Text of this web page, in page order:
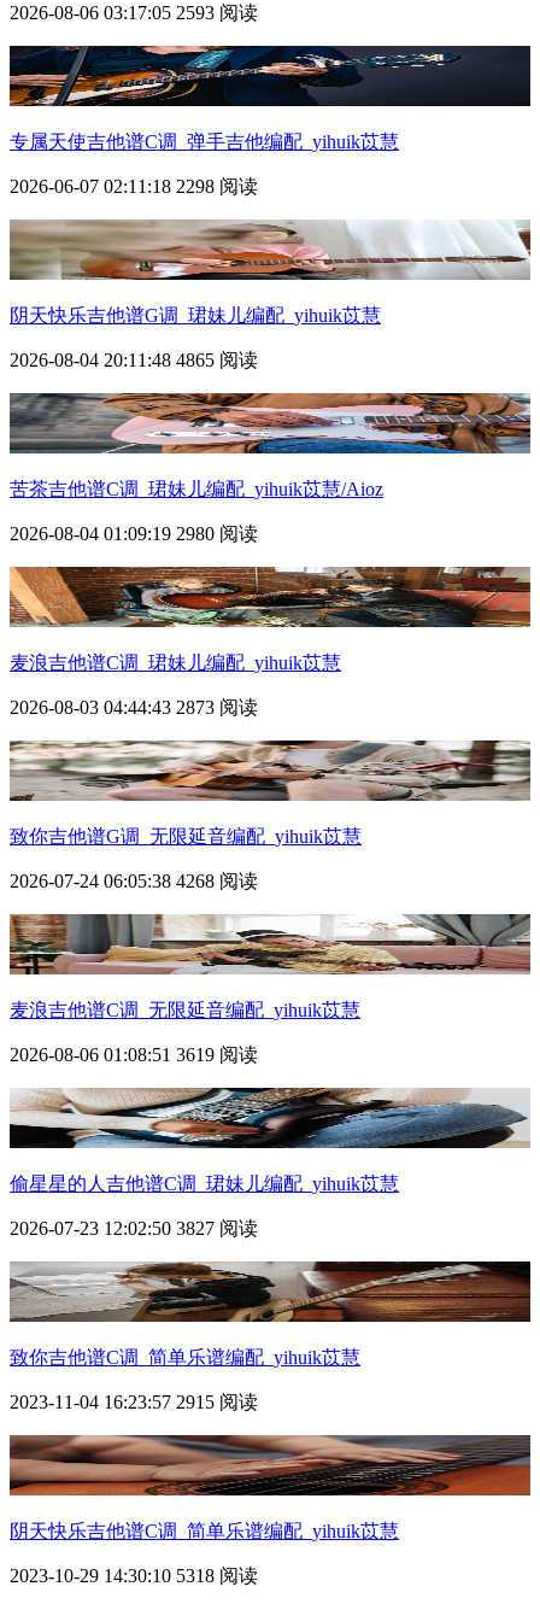
2026-08-06 03:17:05 2593 阅读
专属天使吉他谱C调_弹手吉他编配_yihuik苡慧
2026-06-07 02:11:18 2298 阅读
阴天快乐吉他谱G调_珺妹儿编配_yihuik苡慧
2026-08-04 20:11:48 4865 阅读
苦茶吉他谱C调_珺妹儿编配_yihuik苡慧/Aioz
2026-08-04 01:09:19 2980 阅读
麦浪吉他谱C调_珺妹儿编配_yihuik苡慧
2026-08-03 04:44:43 2873 阅读
致你吉他谱G调_无限延音编配_yihuik苡慧
2026-07-24 06:05:38 4268 阅读
麦浪吉他谱C调_无限延音编配_yihuik苡慧
2026-08-06 01:08:51 3619 阅读
偷星星的人吉他谱C调_珺妹儿编配_yihuik苡慧
2026-07-23 12:02:50 3827 阅读
致你吉他谱C调_简单乐谱编配_yihuik苡慧
2023-11-04 16:23:57 2915 阅读
阴天快乐吉他谱C调_简单乐谱编配_yihuik苡慧
2023-10-29 14:30:10 5318 阅读